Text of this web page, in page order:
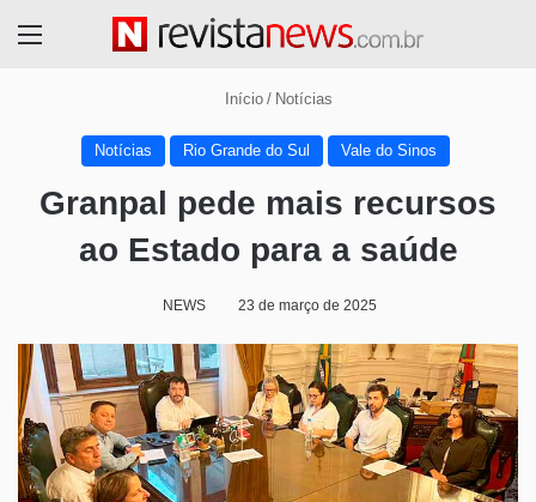
Início / Notícias
Notícias Rio Grande do Sul Vale do Sinos
Granpal pede mais recursos
ao Estado para a saúde
NEWS 23 de março de 2025